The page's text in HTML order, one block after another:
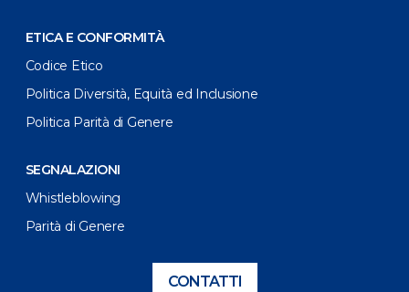
ETICA E CONFORMITÀ
Codice Etico
Politica Diversità, Equità ed Inclusione
Politica Parità di Genere
SEGNALAZIONI
Whistleblowing
Parità di Genere
CONTATTI